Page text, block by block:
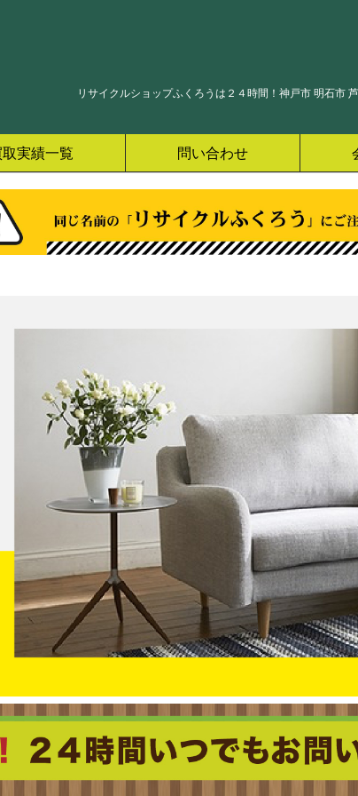
リサイクルショップふくろうは２４時間！神戸市 明石市
実績一覧 問い合わせ